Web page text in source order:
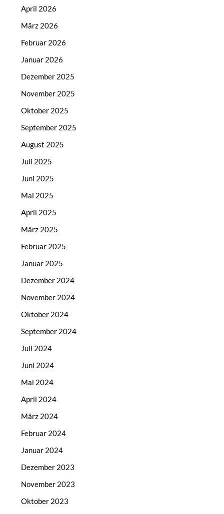
April 2026
März 2026
Februar 2026
Januar 2026
Dezember 2025
November 2025
Oktober 2025
September 2025
August 2025
Juli 2025
Juni 2025
Mai 2025
April 2025
März 2025
Februar 2025
Januar 2025
Dezember 2024
November 2024
Oktober 2024
September 2024
Juli 2024
Juni 2024
Mai 2024
April 2024
März 2024
Februar 2024
Januar 2024
Dezember 2023
November 2023
Oktober 2023